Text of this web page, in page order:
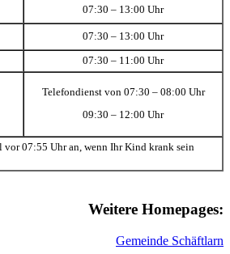
07:30 – 13:00 Uhr
07:30 – 13:00 Uhr
07:30 – 11:00 Uhr
Telefondienst von 07:30 – 08:00 Uhr
09:30 – 12:00 Uhr
07:55 Uhr an, wenn Ihr Kind krank sein
Weitere Homepages:
Gemeinde Schäftlarn